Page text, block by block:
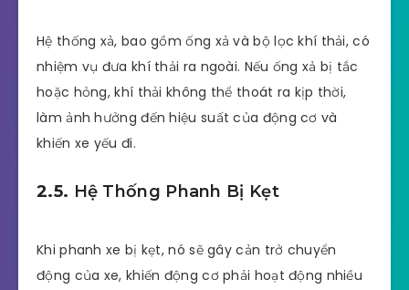
Hệ thống xả, bao gồm ống xả và bộ lọc khí thải, có
nhiệm vụ đưa khí thải ra ngoài. Nếu ống xả bị tắc
hoặc hỏng, khí thải không thể thoát ra kịp thời,
làm ảnh hưởng đến hiệu suất của động cơ và
khiến xe yếu đi.
2.5. Hệ Thống Phanh Bị Kẹt
Khi phanh xe bị kẹt, nó sẽ gây cản trở chuyển
động của xe, khiến động cơ phải hoạt động nhiều